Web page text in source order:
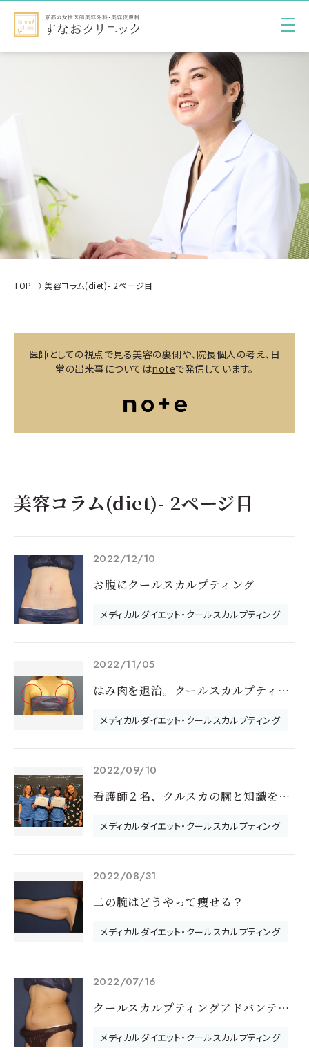
TOP 美容コラム(diet)- 2ページ目
医師としての視点で見る美容の裏側や、院長個人の考え、日
常の出来事についてはnoteで発信しています。
美容コラム(diet)- 2ページ目
2022/12/10
お腹にクールスカルプティング
メディカルダイエット・クールスカルプティング
2022/11/05
はみ肉を退治。クールスカルプティング★ブラファット
メディカルダイエット・クールスカルプティング
2022/09/10
看護師２名、クルスカの腕と知識を磨いてきました。
メディカルダイエット・クールスカルプティング
2022/08/31
二の腕はどうやって痩せる？
メディカルダイエット・クールスカルプティング
2022/07/16
クールスカルプティングアドバンテージプラス
メディカルダイエット・クールスカルプティング